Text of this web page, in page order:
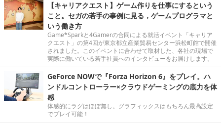
【キャリアクエスト】ゲーム作りを仕事にするという
こと。セガの若手の事例に見る，ゲームプログラマと
いう働き方
Game*Sparkと4Gamerの合同による就活イベント「キャリア
クエスト」の第4回が東京都立産業貿易センター浜松町館で開催
されました。このイベントに合わせて取材した、各社の現場で
実際に働いている若手社員へのインタビューをお届けします。
GeForce NOWで『Forza Horizon 6』をプレイ。ハ
ンドルコントローラー×クラウドゲーミングの底力を体
感
体感的にラグはほぼ無し。グラフィックスはもちろん最高設定
でプレイ可能！